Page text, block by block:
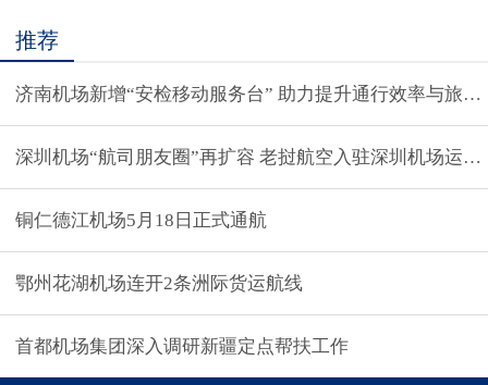
推荐
济南机场新增“安检移动服务台” 助力提升通行效率与旅客
深圳机场“航司朋友圈”再扩容 老挝航空入驻深圳机场运
铜仁德江机场5月18日正式通航
鄂州花湖机场连开2条洲际货运航线
首都机场集团深入调研新疆定点帮扶工作